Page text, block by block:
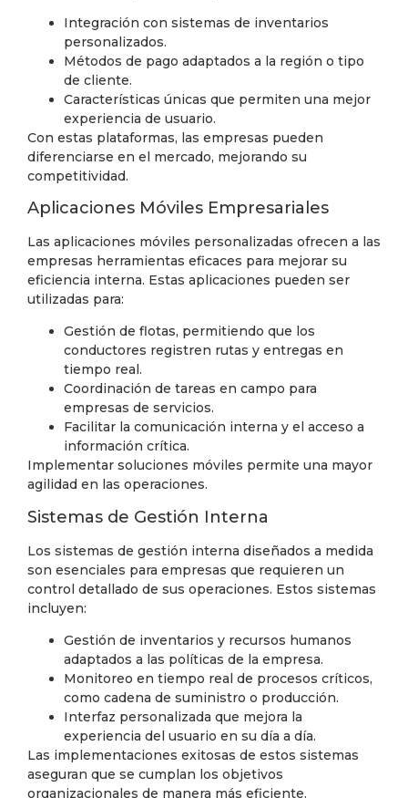
Integración con sistemas de inventarios
personalizados.
Métodos de pago adaptados a la región o tipo
de cliente.
Características únicas que permiten una mejor
experiencia de usuario.
Con estas plataformas, las empresas pueden
diferenciarse en el mercado, mejorando su
competitividad.
Aplicaciones Móviles Empresariales
Las aplicaciones móviles personalizadas ofrecen a las
empresas herramientas eficaces para mejorar su
eficiencia interna. Estas aplicaciones pueden ser
utilizadas para:
Gestión de flotas, permitiendo que los
conductores registren rutas y entregas en
tiempo real.
Coordinación de tareas en campo para
empresas de servicios.
Facilitar la comunicación interna y el acceso a
información crítica.
Implementar soluciones móviles permite una mayor
agilidad en las operaciones.
Sistemas de Gestión Interna
Los sistemas de gestión interna diseñados a medida
son esenciales para empresas que requieren un
control detallado de sus operaciones. Estos sistemas
incluyen:
Gestión de inventarios y recursos humanos
adaptados a las políticas de la empresa.
Monitoreo en tiempo real de procesos críticos,
como cadena de suministro o producción.
Interfaz personalizada que mejora la
experiencia del usuario en su día a día.
Las implementaciones exitosas de estos sistemas
aseguran que se cumplan los objetivos
organizacionales de manera más eficiente.